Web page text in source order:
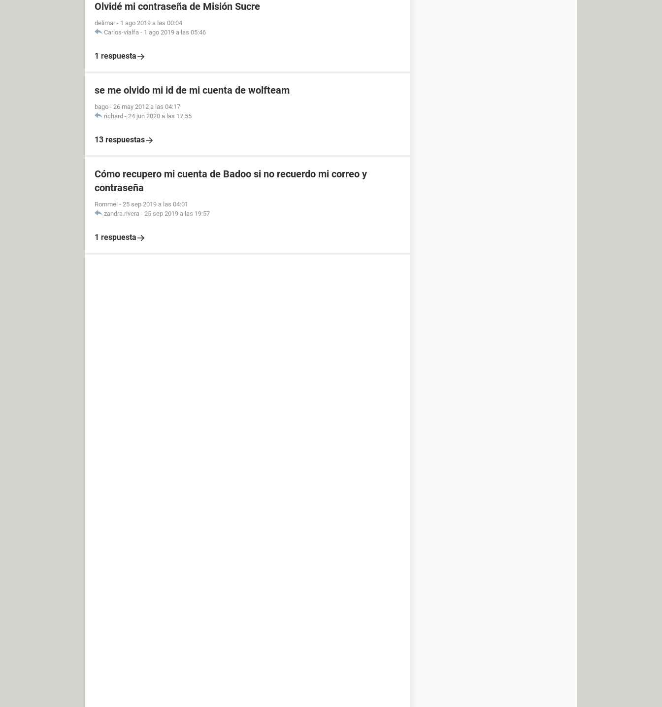
Olvidé mi contraseña de Misión Sucre
delimar - 1 ago 2019 a las 00:04
Carlos-vialfa - 1 ago 2019 a las 05:46
1 respuesta
se me olvido mi id de mi cuenta de wolfteam
bago - 26 may 2012 a las 04:17
richard - 24 jun 2020 a las 17:55
13 respuestas
Cómo recupero mi cuenta de Badoo si no recuerdo mi correo y
contraseña
Rommel - 25 sep 2019 a las 04:01
zandra.rivera - 25 sep 2019 a las 19:57
1 respuesta